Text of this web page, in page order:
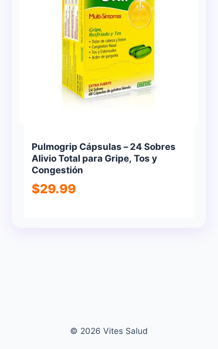
Pulmogrip Cápsulas – 24 Sobres
Alivio Total para Gripe, Tos y
Congestión
$29.99
© 2026 Vites Salud